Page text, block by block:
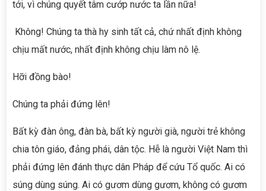
tới, vì chúng quyết tâm cướp nước ta lần nữa!
Không! Chúng ta thà hy sinh tất cả, chứ nhất định không
chịu mất nước, nhất định không chịu làm nô lệ.
Hỡi đồng bào!
Chúng ta phải đứng lên!
Bất kỳ đàn ông, đàn bà, bất kỳ người già, người trẻ không
chia tôn giáo, đảng phái, dân tộc. Hễ là người Việt Nam thì
phải đứng lên đánh thực dân Pháp để cứu Tổ quốc. Ai có
súng dùng súng. Ai có gươm dùng gươm, không có gươm